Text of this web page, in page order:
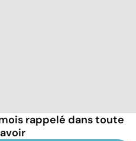
rappelé dans toute